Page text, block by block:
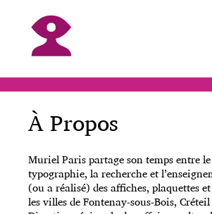
À Propos
Muriel Paris partage son temps entre
typographie, la recherche et
(ou a réalisé) des affiches, plaquettes
les villes de Fontenay-sous-Bois,